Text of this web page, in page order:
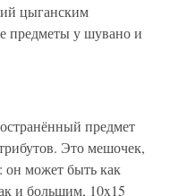
цыганским
предметы у шувано и
предмет
Это мешочек,
он может быть как
и большим, 10x15